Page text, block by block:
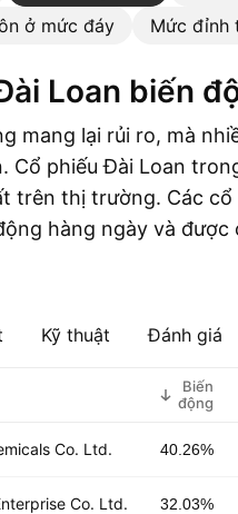
ở mức đáy Mức đỉnh
Loan biến
mang lại rủi ro, mà
Cổ phiếu Đài Loan
trên thị trường. Các cổ
hàng ngày và được
Kỹ thuật Đánh giá
Biến
động
Co. Ltd. 40.26%
Co. Ltd. 32.03%